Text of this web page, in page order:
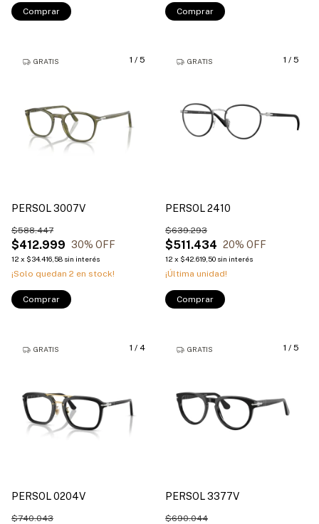
Comprar Comprar
1 / 5
GRATIS
PERSOL 3007V
$412.999
$588.447
30% OFF
12 x $34.416,58 sin interés
¡Solo quedan 2 en stock!
Comprar
1 / 5
GRATIS
PERSOL 2410
$511.434
$639.293
20% OFF
12 x $42.619,50 sin interés
¡Última unidad!
Comprar
1 / 4
GRATIS
PERSOL 0204V
$740.043
1 / 5
GRATIS
PERSOL 3377V
$690.044